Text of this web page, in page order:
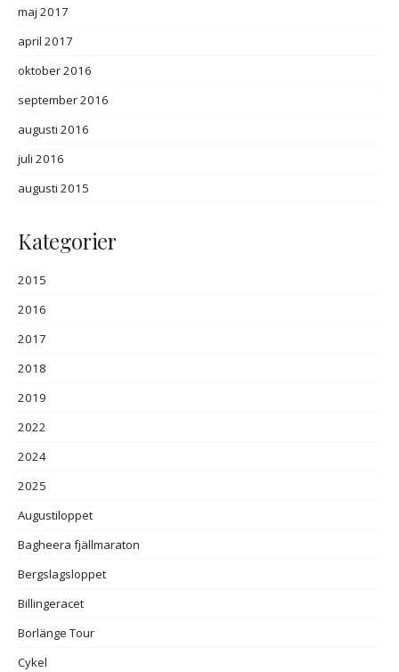
maj 2017
april 2017
oktober 2016
september 2016
augusti 2016
juli 2016
augusti 2015
Kategorier
2015
2016
2017
2018
2019
2022
2024
2025
Augustiloppet
Bagheera fjällmaraton
Bergslagsloppet
Billingeracet
Borlänge Tour
Cykel